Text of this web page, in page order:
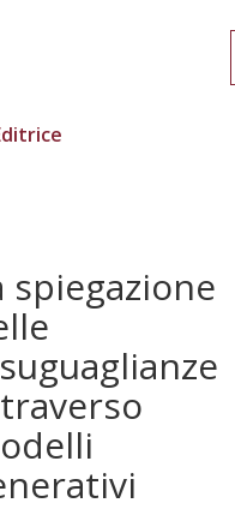
spiegazione